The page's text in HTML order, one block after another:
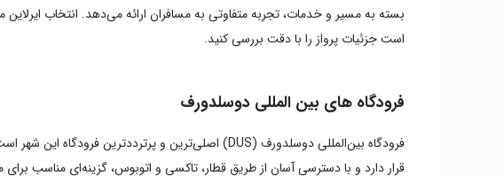
بسته به مسیر و خدمات، تجربه متفاوتی به مسافران ارائه می‌دهد. انتخاب
است جزئیات پرواز را با دقت بررسی کنید.
فرودگاه های بین المللی دوسلدورف
قرار دارد و با دسترسی آسان از طریق قطار، تاکسی و اتوبوس، گزینه‌ای مناسب